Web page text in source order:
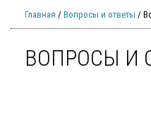
Главная / Вопросы и ответы /
ВОПРОСЫ И